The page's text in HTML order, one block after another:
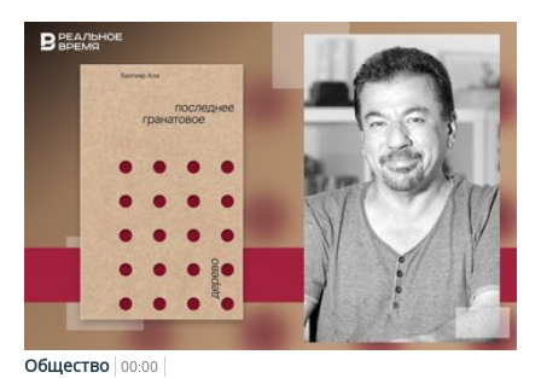
Общество 00:00